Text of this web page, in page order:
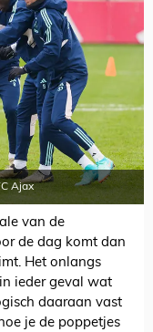
Ajax
van de
de dag komt dan
Het onlangs
ieder geval wat
daaraan vast
je de poppetjes